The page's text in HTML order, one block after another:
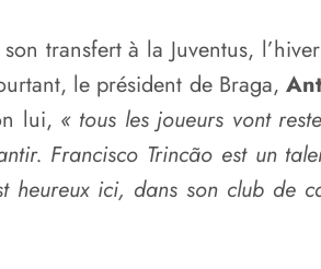
transfert à la Juventus,
le président de Braga,
lui, « tous les joueurs vont
Francisco Trincão est un
heureux ici, dans son club de